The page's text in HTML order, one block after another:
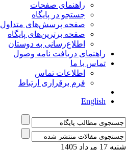
راهنمای صفحات
جستجو در پایگاه
صفحه پرسش‌های متداول
صفحه برترین‌های پایگاه
اطلاع‌رسانی به دوستان
راهنمای دریافت نامه وصول
تماس با ما
اطلاعات تماس
فرم برقراری ارتباط
English
شنبه 17 مرداد 1405